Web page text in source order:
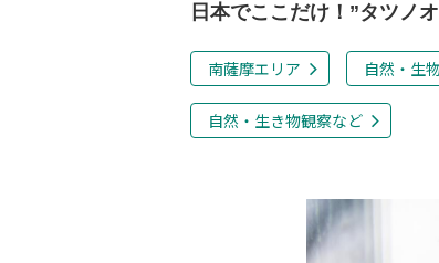
日本でここだけ！”タツノ
南薩摩エリア 自然・生
自然・生き物観察など